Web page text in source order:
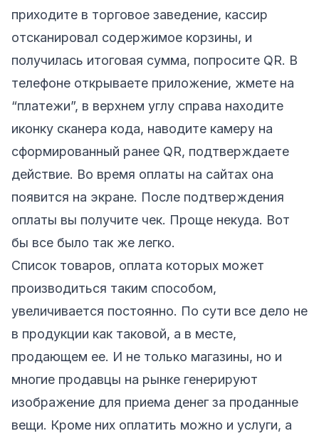
приходите в торговое заведение, кассир
отсканировал содержимое корзины, и
получилась итоговая сумма, попросите QR. В
телефоне открываете приложение, жмете на
“платежи”, в верхнем углу справа находите
иконку сканера кода, наводите камеру на
сформированный ранее QR, подтверждаете
действие. Во время оплаты на сайтах она
появится на экране. После подтверждения
оплаты вы получите чек. Проще некуда. Вот
бы все было так же легко.
Список товаров, оплата которых может
производиться таким способом,
увеличивается постоянно. По сути все дело не
в продукции как таковой, а в месте,
продающем ее. И не только магазины, но и
многие продавцы на рынке генерируют
изображение для приема денег за проданные
вещи. Кроме них оплатить можно и услуги, а